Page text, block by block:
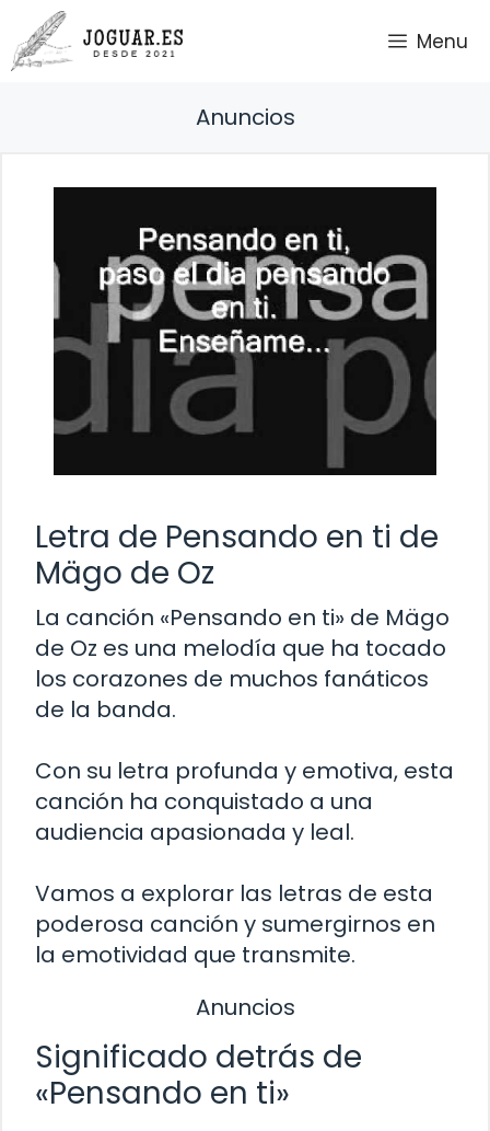
Saltar
al
contenido
Menu
Anuncios
Letra de Pensando en ti de
Mägo de Oz
La canción «Pensando en ti» de Mägo
de Oz es una melodía que ha tocado
los corazones de muchos fanáticos
de la banda.
Con su letra profunda y emotiva, esta
canción ha conquistado a una
audiencia apasionada y leal.
Vamos a explorar las letras de esta
poderosa canción y sumergirnos en
la emotividad que transmite.
Anuncios
Significado detrás de
«Pensando en ti»